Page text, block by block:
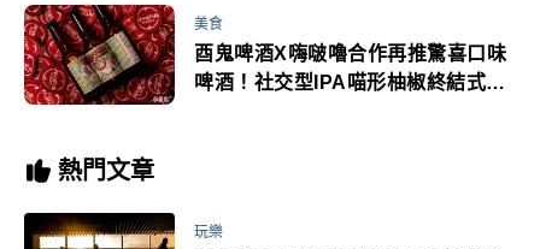
美食
酉鬼啤酒X嗨啵嚕合作再推驚喜口味
啤酒！社交型IPA喵形柚椒終結式登
熱門文章
玩樂